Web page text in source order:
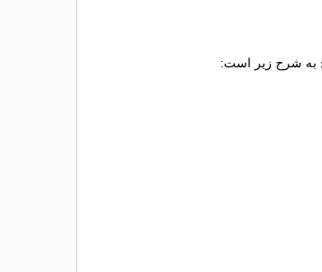
به شرح زیر است: